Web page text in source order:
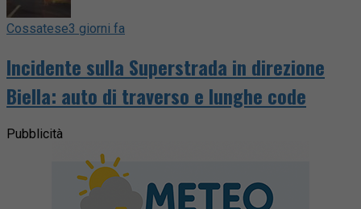
Cossatese3 giorni fa
Incidente sulla Superstrada in direzione
Biella: auto di traverso e lunghe code
Pubblicità